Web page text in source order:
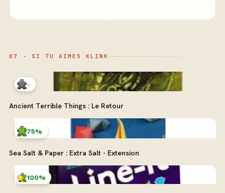
07 - SI TU AIMES KLINK
-
Ancient Terrible Things : Le Retour
75%
Sea Salt & Paper : Extra Salt - Extension
100%